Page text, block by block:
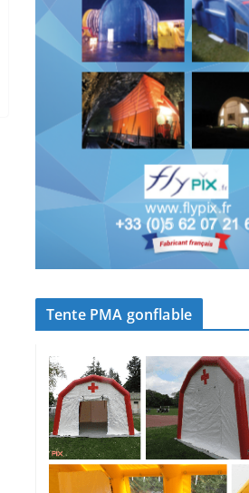
Tente PMA gonflable